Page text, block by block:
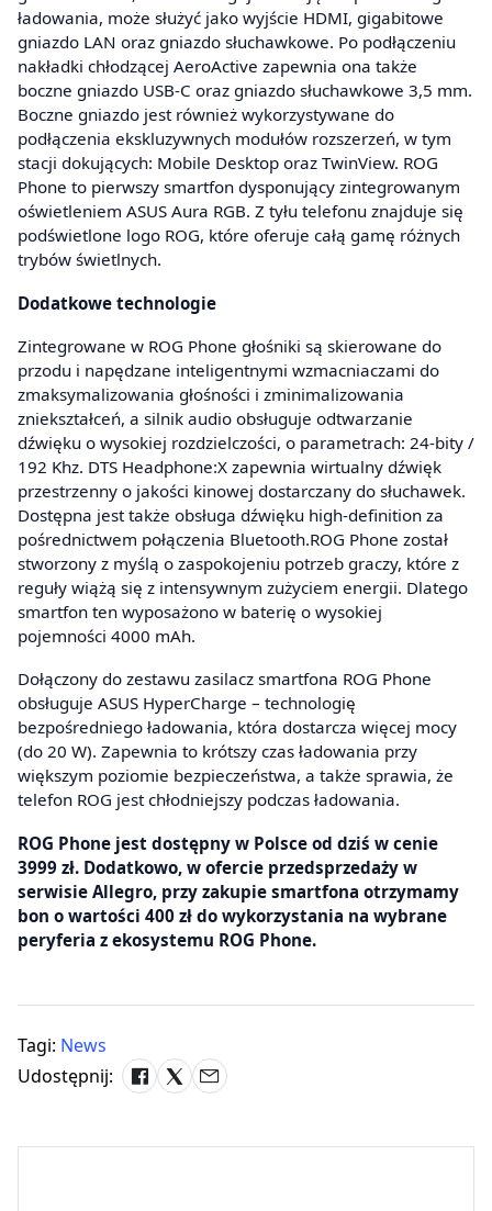
ładowania, może służyć jako wyjście HDMI, gigabitowe
gniazdo LAN oraz gniazdo słuchawkowe. Po podłączeniu
nakładki chłodzącej AeroActive zapewnia ona także
boczne gniazdo USB-C oraz gniazdo słuchawkowe 3,5 mm.
Boczne gniazdo jest również wykorzystywane do
podłączenia ekskluzywnych modułów rozszerzeń, w tym
stacji dokujących: Mobile Desktop oraz TwinView. ROG
Phone to pierwszy smartfon dysponujący zintegrowanym
oświetleniem ASUS Aura RGB. Z tyłu telefonu znajduje się
podświetlone logo ROG, które oferuje całą gamę różnych
trybów świetlnych.
Dodatkowe technologie
Zintegrowane w ROG Phone głośniki są skierowane do
przodu i napędzane inteligentnymi wzmacniaczami do
zmaksymalizowania głośności i zminimalizowania
zniekształceń, a silnik audio obsługuje odtwarzanie
dźwięku o wysokiej rozdzielczości, o parametrach: 24-bity /
192 Khz. DTS Headphone:X zapewnia wirtualny dźwięk
przestrzenny o jakości kinowej dostarczany do słuchawek.
Dostępna jest także obsługa dźwięku high-definition za
pośrednictwem połączenia Bluetooth.ROG Phone został
stworzony z myślą o zaspokojeniu potrzeb graczy, które z
reguły wiążą się z intensywnym zużyciem energii. Dlatego
smartfon ten wyposażono w baterię o wysokiej
pojemności 4000 mAh.
Dołączony do zestawu zasilacz smartfona ROG Phone
obsługuje ASUS HyperCharge – technologię
bezpośredniego ładowania, która dostarcza więcej mocy
(do 20 W). Zapewnia to krótszy czas ładowania przy
większym poziomie bezpieczeństwa, a także sprawia, że
telefon ROG jest chłodniejszy podczas ładowania.
ROG Phone jest dostępny w Polsce od dziś w cenie
3999 zł. Dodatkowo, w ofercie przedsprzedaży w
serwisie Allegro, przy zakupie smartfona otrzymamy
bon o wartości 400 zł do wykorzystania na wybrane
peryferia z ekosystemu ROG Phone.
Tagi: News
Udostępnij: